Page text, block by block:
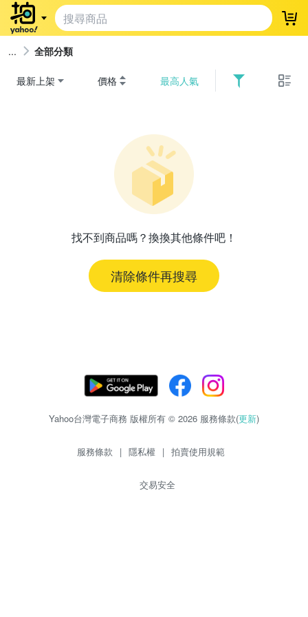
登
全部分類
最新上架 價格 最高人氣
找不到商品嗎？換換其他條件吧！
清除條件再搜尋
Yahoo台灣電子商務 版權所有 © 2026 服務條款(更新)
服務條款 | 隱私權 | 拍賣使用規範
交易安全